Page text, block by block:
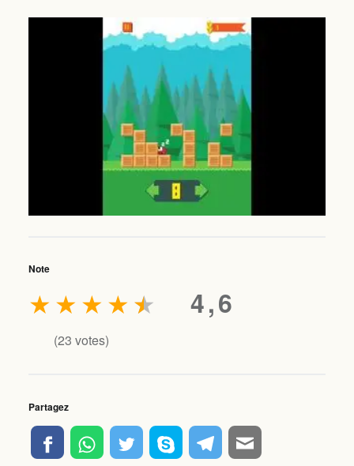
Note
4,6
★
★
★
★
★
(23 votes)
Partagez